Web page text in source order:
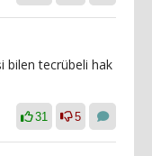
bilen tecrübeli hak
31 5